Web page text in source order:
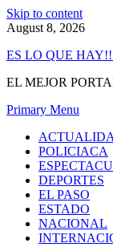
Skip to content
August 8, 2026
ES LO QUE
EL MEJOR
Primary Menu
POLICIACA
DEPORTES
EL PASO
ESTADO
NACIONAL